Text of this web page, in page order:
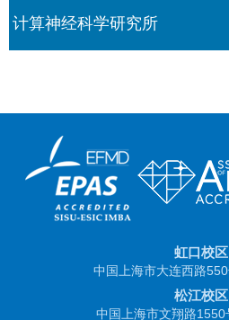
计算神经科学研究所
虹口校区
中国上海市大连西路550
松江校区
中国上海市文翔路1550